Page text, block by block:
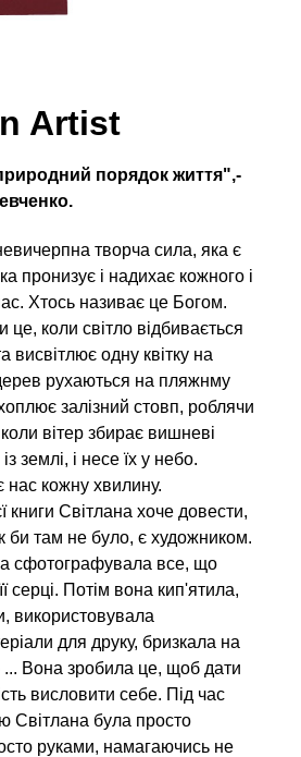
Artist
порядок життя",-
творча сила, яка є
пронизує і надихає кожного і
Хтось називає це Богом.
це, коли світло відбивається
висвітлює одну квітку на
дерев рухаються на пляжнму
залізний стовп, роблячи
вітер збирає вишневі
землі, і несе їх у небо.
нас кожну хвилину.
книги Світлана хоче довести,
би там не було, є художником.
сфотографувала все, що
серці. Потім вона кип'ятила,
використовувала
для друку, бризкала на
... Вона зробила це, щоб дати
висловити себе. Під час
Світлана була просто
руками, намагаючись не